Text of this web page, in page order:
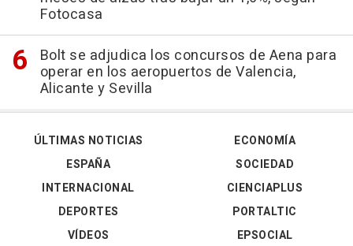
Fotocasa
Bolt se adjudica los concursos de Aena para
operar en los aeropuertos de Valencia,
Alicante y Sevilla
ÚLTIMAS NOTICIAS
ESPAÑA
INTERNACIONAL
DEPORTES
VÍDEOS
ECONOMÍA
SOCIEDAD
CIENCIAPLUS
PORTALTIC
EPSOCIAL